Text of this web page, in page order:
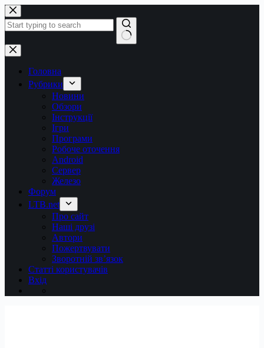
Перейти
до
вмісту
Немає
результатів
Головна
Рубрики
Новини
Обзори
Інструкції
Ігри
Програми
Робоче оточення
Android
Сервер
Железо
Форум
LTB.net
Про сайт
Наші друзі
Автори
Пожертвувати
Зворотній зв’язок
Статті користувачів
Вхід